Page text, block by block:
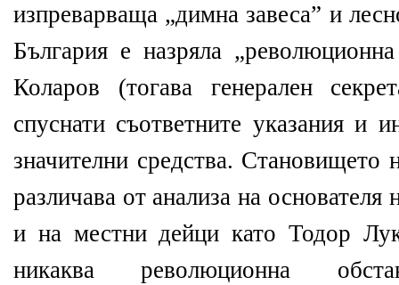
изпреварваща „димна завеса” и
България е назряла
Коларов (тогава генерален
спуснати съответните указания и
значителни средства. Становището
различава от анализа на
и на местни дейци като Тодор
никаква революционна